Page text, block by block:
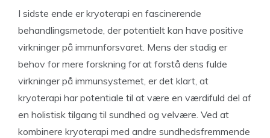
I sidste ende er kryoterapi en fascinerende
behandlingsmetode, der potentielt kan have positive
virkninger på immunforsvaret. Mens der stadig er
behov for mere forskning for at forstå dens fulde
virkninger på immunsystemet, er det klart, at
kryoterapi har potentiale til at være en værdifuld del af
en holistisk tilgang til sundhed og velvære. Ved at
kombinere kryoterapi med andre sundhedsfremmende